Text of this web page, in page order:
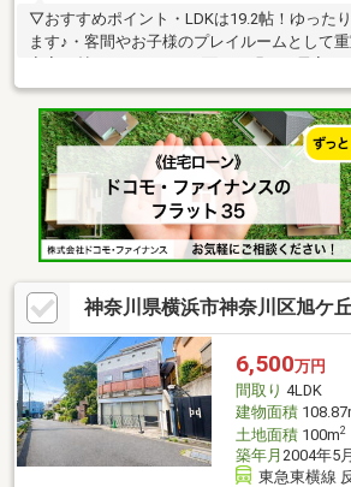
▽おすすめポイント・LDKは19.2帖！ゆった
ます♪・客間やお子様のプレイルームとして
クインクローゼット付！・玄関ホール上部は
感！・カースペース1台分(※車種による)▽ア
用可能～東横線「反町」駅 徒歩9分ブルーラ
駅 徒歩11分京浜東北線「東神奈川」駅 徒歩
て」とお問い合わせいただくと、スムーズに
料請求・物件のお問い合わせは、0120-880-
気軽にどうぞ。
神奈川県横浜市神奈川区旭ケ
6,500万円
間取り 4LDK
建物面積
土地面積100m2
築年月 2004年5
東急東横線